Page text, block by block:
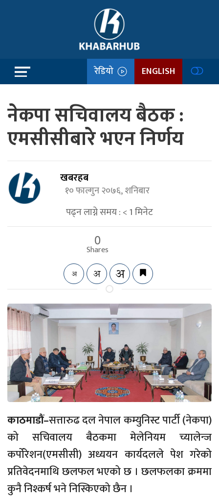
रेडियो ENGLISH
नेकपा सचिवालय बैठक :
एमसीसीबारे भएन निर्णय
खबरहब
१० फाल्गुन २०७६, शनिबार
पढ्न लाग्ने समय :< 1मिनेट
0
Shares
काठमाडौं–सत्तारुढ दल नेपाल कम्युनिस्ट पार्टी (नेकपा)
को सचिवालय बैठकमा मेलेनियम च्यालेन्ज
कर्पोरेशन(एमसीसी) अध्ययन कार्यदलले पेश गरेको
प्रतिवेदनमाथि छलफल भएको छ । छलफलका क्रममा
कुनै निश्कर्ष भने निस्किएको छैन ।